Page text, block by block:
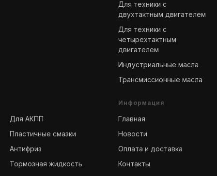
Для техники с
двухтактным двигателем
Для техники с
четырехтактным
двигателем
Индустриальные масла
Трансмиссионные масла
Для АКПП
Пластичные смазки
Антифриз
Тормозная жидкость
Информация
Главная
Новости
Оплата и доставка
Контакты